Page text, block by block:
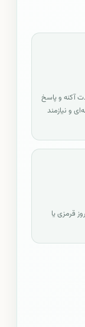
آکنه و پاسخ
و نیازمند
قرمزی یا